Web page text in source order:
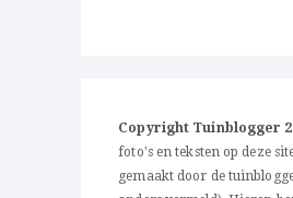
Copyright Tuinblogger
foto's en teksten op deze
gemaakt door de